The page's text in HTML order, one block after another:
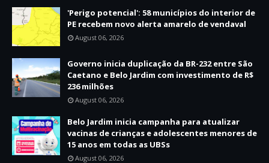
'Perigo potencial': 58 municípios do interior de
PE recebem novo alerta amarelo de vendaval
August 06, 2026
Governo inicia duplicação da BR-232 entre São
Caetano e Belo Jardim com investimento de R$
236 milhões
August 06, 2026
Belo Jardim inicia campanha para atualizar
vacinas de crianças e adolescentes menores de
15 anos em todas as UBSs
August 06, 2026